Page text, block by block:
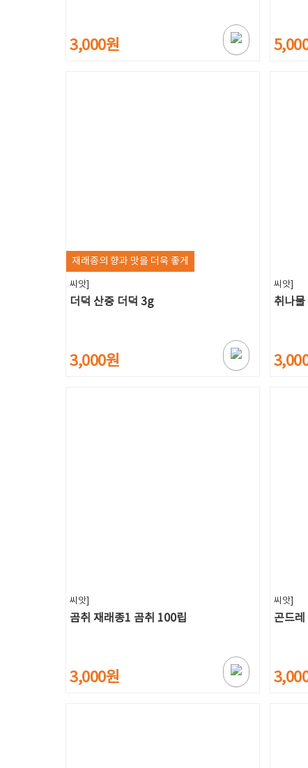
3,000원
재래종의 향과 맛을 더욱 좋게
씨앗]
더덕 산중 더덕 3g
3,000원
씨앗]
취나
씨앗]
곰취 재래종1 곰취 100립
3,000원
씨앗]
곤드레